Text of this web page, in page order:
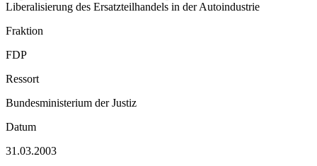
Liberalisierung des Ersatzteilhandels in der Autoindustrie
Fraktion
FDP
Ressort
Bundesministerium der Justiz
Datum
31.03.2003